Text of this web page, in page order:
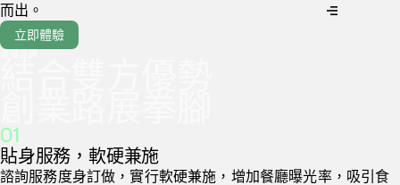
而出。
立即體驗
01
貼身服務，軟硬兼施
諮詢服務度身訂做，實行軟硬兼施，增加餐廳曝光率，吸引食